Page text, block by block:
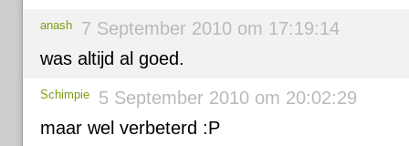
anash
7 September 2010 om 17:19:14
was altijd al goed.
Schimpie
5 September 2010 om 20:02:29
maar wel verbeterd :P